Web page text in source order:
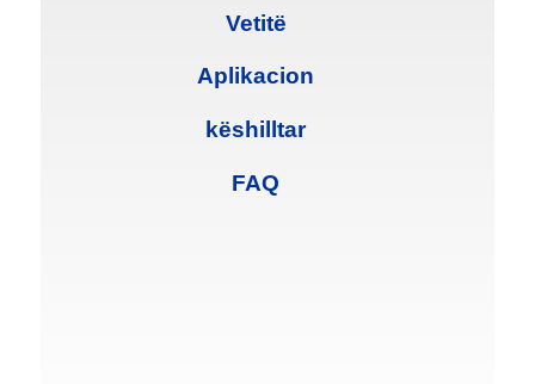
Vetitë
Aplikacion
këshilltar
FAQ